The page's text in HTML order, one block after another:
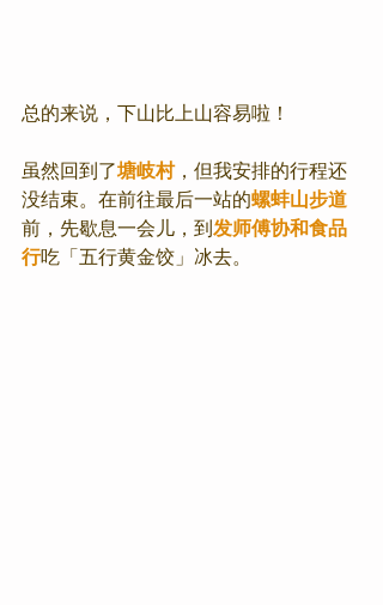
总的来说，下山比上山容易啦！
虽然回到了塘岐村，但我安排的行程还
没结束。在前往最后一站的螺蚌山步道
前，先歇息一会儿，到发师傅协和食品
行吃「五行黄金饺」冰去。